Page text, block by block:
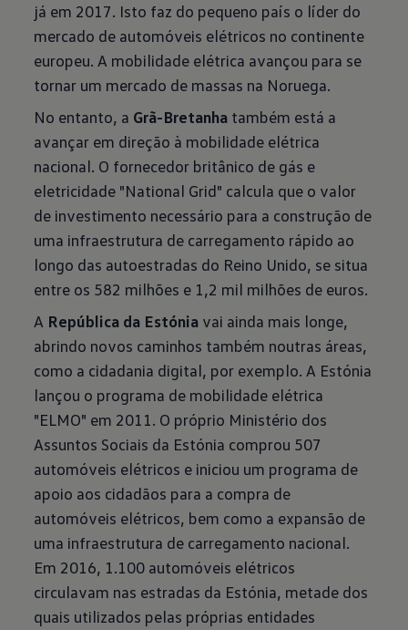
já em 2017. Isto faz do pequeno país o líder do
mercado de automóveis elétricos no continente
europeu. A mobilidade elétrica avançou para se
tornar um mercado de massas na Noruega.
No entanto, a Grã-Bretanha também está a
avançar em direção à mobilidade elétrica
nacional. O fornecedor britânico de gás e
eletricidade "National Grid" calcula que o valor
de investimento necessário para a construção de
uma infraestrutura de carregamento rápido ao
longo das autoestradas do Reino Unido, se situa
entre os 582 milhões e 1,2 mil milhões de euros.
A República da Estónia vai ainda mais longe,
abrindo novos caminhos também noutras áreas,
como a cidadania digital, por exemplo. A Estónia
lançou o programa de mobilidade elétrica
"ELMO" em 2011. O próprio Ministério dos
Assuntos Sociais da Estónia comprou 507
automóveis elétricos e iniciou um programa de
apoio aos cidadãos para a compra de
automóveis elétricos, bem como a expansão de
uma infraestrutura de carregamento nacional.
Em 2016, 1.100 automóveis elétricos
circulavam nas estradas da Estónia, metade dos
quais utilizados pelas próprias entidades